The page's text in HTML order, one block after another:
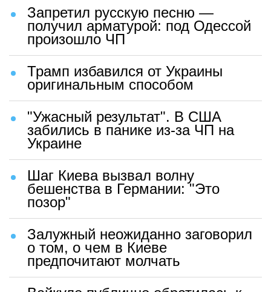
Запретил русскую песню —
получил арматурой: под Одессой
произошло ЧП
Трамп избавился от Украины
оригинальным способом
"Ужасный результат". В США
забились в панике из-за ЧП на
Украине
Шаг Киева вызвал волну
бешенства в Германии: "Это
позор"
Залужный неожиданно заговорил
о том, о чем в Киеве
предпочитают молчать